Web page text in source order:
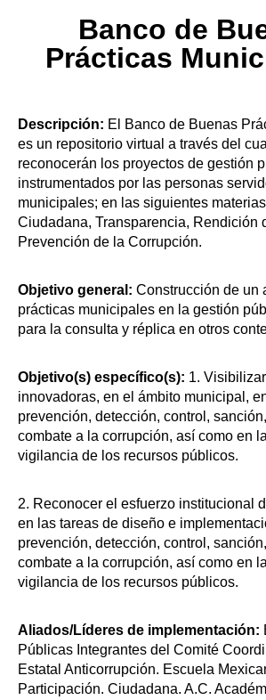
Banco de
Prácticas
Descripción: El Banco de Buenas
es un repositorio virtual a través del
reconocerán los proyectos de gestión
instrumentados por las personas
municipales; en las siguientes
Ciudadana, Transparencia, Rendición
Prevención de la Corrupción.
Objetivo general: Construcción de un
prácticas municipales en la gestión
para la consulta y réplica en otros
Objetivo(s) específico(s): 1.
innovadoras, en el ámbito municipal,
prevención, detección, control,
combate a la corrupción, así como en
vigilancia de los recursos públicos.
2. Reconocer el esfuerzo institucional
en las tareas de diseño e
prevención, detección, control,
combate a la corrupción, así como en
vigilancia de los recursos públicos.
Aliados/Líderes de implementación:
Públicas Integrantes del Comité
Estatal Anticorrupción. Escuela
Participación. Ciudadana. A.C.